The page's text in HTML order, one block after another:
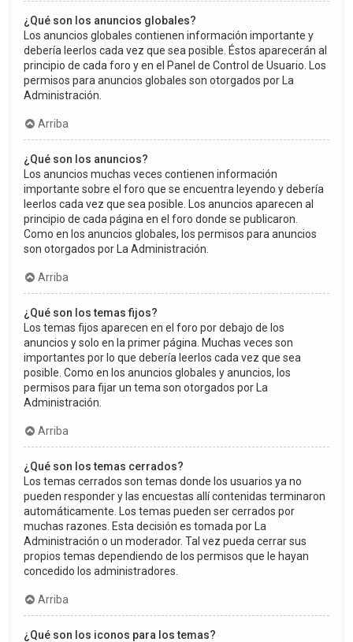
¿Qué son los anuncios globales?
Los anuncios globales contienen información importante y
debería leerlos cada vez que sea posible. Éstos aparecerán al
principio de cada foro y en el Panel de Control de Usuario. Los
permisos para anuncios globales son otorgados por La
Administración.
Arriba
¿Qué son los anuncios?
Los anuncios muchas veces contienen información
importante sobre el foro que se encuentra leyendo y debería
leerlos cada vez que sea posible. Los anuncios aparecen al
principio de cada página en el foro donde se publicaron.
Como en los anuncios globales, los permisos para anuncios
son otorgados por La Administración.
Arriba
¿Qué son los temas fijos?
Los temas fijos aparecen en el foro por debajo de los
anuncios y solo en la primer página. Muchas veces son
importantes por lo que debería leerlos cada vez que sea
posible. Como en los anuncios globales y anuncios, los
permisos para fijar un tema son otorgados por La
Administración.
Arriba
¿Qué son los temas cerrados?
Los temas cerrados son temas donde los usuarios ya no
pueden responder y las encuestas allí contenidas terminaron
automáticamente. Los temas pueden ser cerrados por
muchas razones. Esta decisión es tomada por La
Administración o un moderador. Tal vez pueda cerrar sus
propios temas dependiendo de los permisos que le hayan
concedido los administradores.
Arriba
¿Qué son los iconos para los temas?